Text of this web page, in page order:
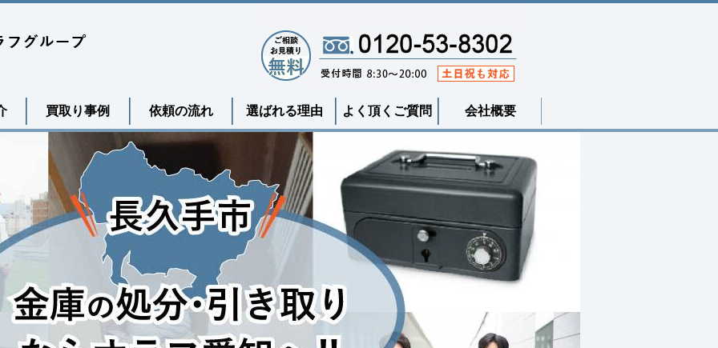
買取り事例 依頼の流れ 選ばれる理由 よく頂くご質問 会社概要